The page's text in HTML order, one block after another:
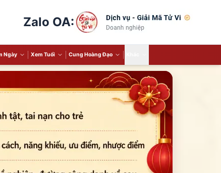
Zalo OA:
Ngày Xem Tuổi Cung Hoàng Đạo